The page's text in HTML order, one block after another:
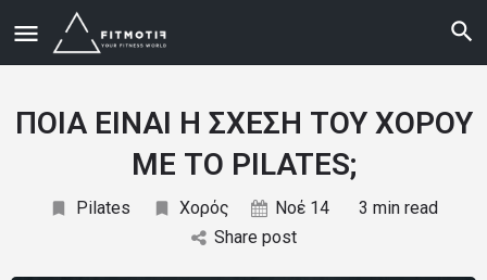
ΠΟΙΑ ΕΙΝΑΙ Η ΣΧΕΣΗ ΤΟΥ ΧΟΡΟΥ
ΜΕ ΤΟ PILATES;
Pilates Χορός Νοέ 14
3 min read
Share post